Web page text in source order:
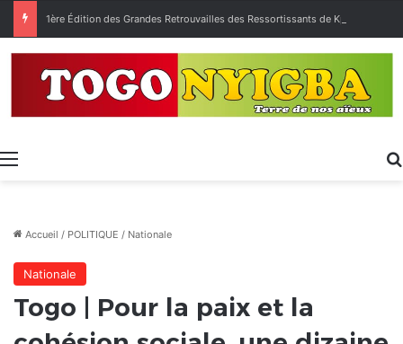
Menu
Accueil / POLITIQUE / Nationale
Nationale
Togo | Pour la paix et la